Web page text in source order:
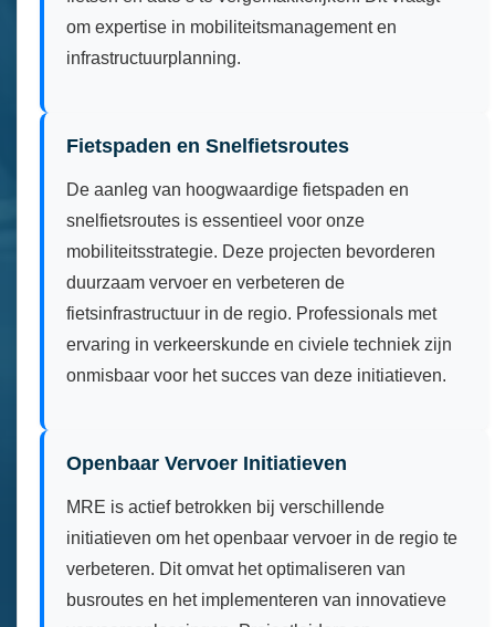
om expertise in mobiliteitsmanagement en
infrastructuurplanning.
Fietspaden en Snelfietsroutes
De aanleg van hoogwaardige fietspaden en
snelfietsroutes is essentieel voor onze
mobiliteitsstrategie. Deze projecten bevorderen
duurzaam vervoer en verbeteren de
fietsinfrastructuur in de regio. Professionals met
ervaring in verkeerskunde en civiele techniek zijn
onmisbaar voor het succes van deze initiatieven.
Openbaar Vervoer Initiatieven
MRE is actief betrokken bij verschillende
initiatieven om het openbaar vervoer in de regio te
verbeteren. Dit omvat het optimaliseren van
busroutes en het implementeren van innovatieve